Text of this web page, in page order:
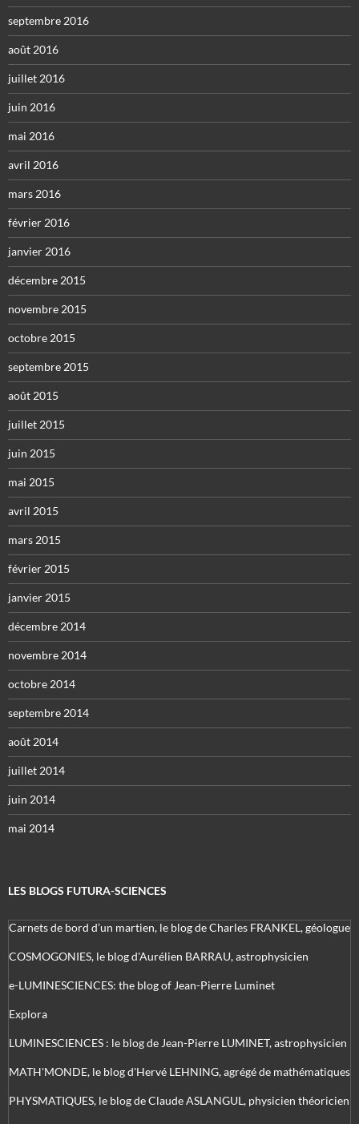
septembre 2016
août 2016
juillet 2016
juin 2016
mai 2016
avril 2016
mars 2016
février 2016
janvier 2016
décembre 2015
novembre 2015
octobre 2015
septembre 2015
août 2015
juillet 2015
juin 2015
mai 2015
avril 2015
mars 2015
février 2015
janvier 2015
décembre 2014
novembre 2014
octobre 2014
septembre 2014
août 2014
juillet 2014
juin 2014
mai 2014
LES BLOGS FUTURA-SCIENCES
Carnets de bord d’un martien, le blog de Charles FRANKEL, géologue
COSMOGONIES, le blog d'Aurélien BARRAU, astrophysicien
e-LUMINESCIENCES: the blog of Jean-Pierre Luminet
Explora
LUMINESCIENCES : le blog de Jean-Pierre LUMINET, astrophysicien
MATH'MONDE, le blog d'Hervé LEHNING, agrégé de mathématiques
PHYSMATIQUES, le blog de Claude ASLANGUL, physicien théoricien